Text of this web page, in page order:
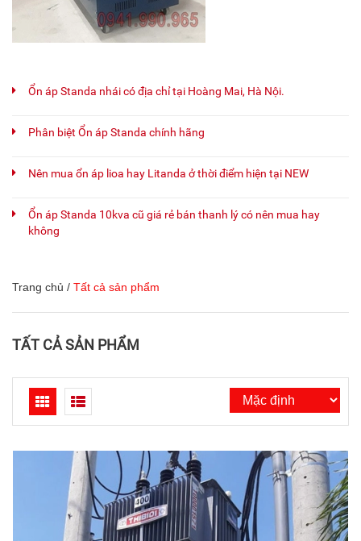
Ổn áp Standa nhái có địa chỉ tại Hoàng Mai, Hà Nội.
Phân biệt Ổn áp Standa chính hãng
Nên mua ổn áp lioa hay Litanda ở thời điểm hiện tại NEW
Ổn áp Standa 10kva cũ giá rẻ bán thanh lý có nên mua hay
không
Trang chủ / Tất cả sản phẩm
TẤT CẢ SẢN PHẨM